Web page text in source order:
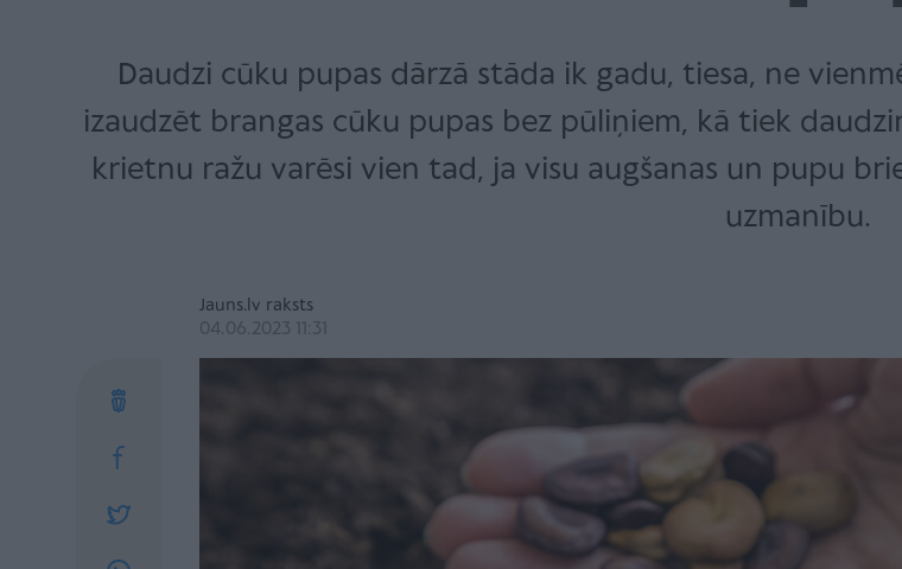
Daudzi cūku pupas dārzā stāda ik gadu, tiesa, ne
izaudzēt brangas cūku pupas bez pūliņiem, kā tiek
krietnu ražu varēsi vien tad, ja visu augšanas un pupu
uzmanību.
Jauns.lv raksts
04.06.2023 11:31